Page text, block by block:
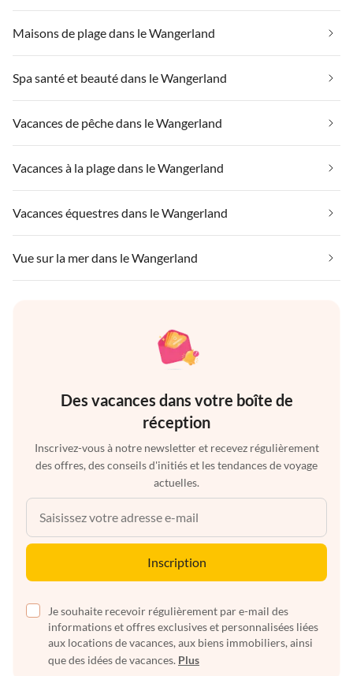
Maisons de plage dans le Wangerland
Spa santé et beauté dans le Wangerland
Vacances de pêche dans le Wangerland
Vacances à la plage dans le Wangerland
Vacances équestres dans le Wangerland
Vue sur la mer dans le Wangerland
Des vacances dans votre boîte de
réception
Inscrivez-vous à notre newsletter et recevez régulièrement
des offres, des conseils d'initiés et les tendances de voyage
actuelles.
Inscription
Je souhaite recevoir régulièrement par e-mail des
informations et offres exclusives et personnalisées liées
aux locations de vacances, aux biens immobiliers, ainsi
que des idées de vacances. Plus